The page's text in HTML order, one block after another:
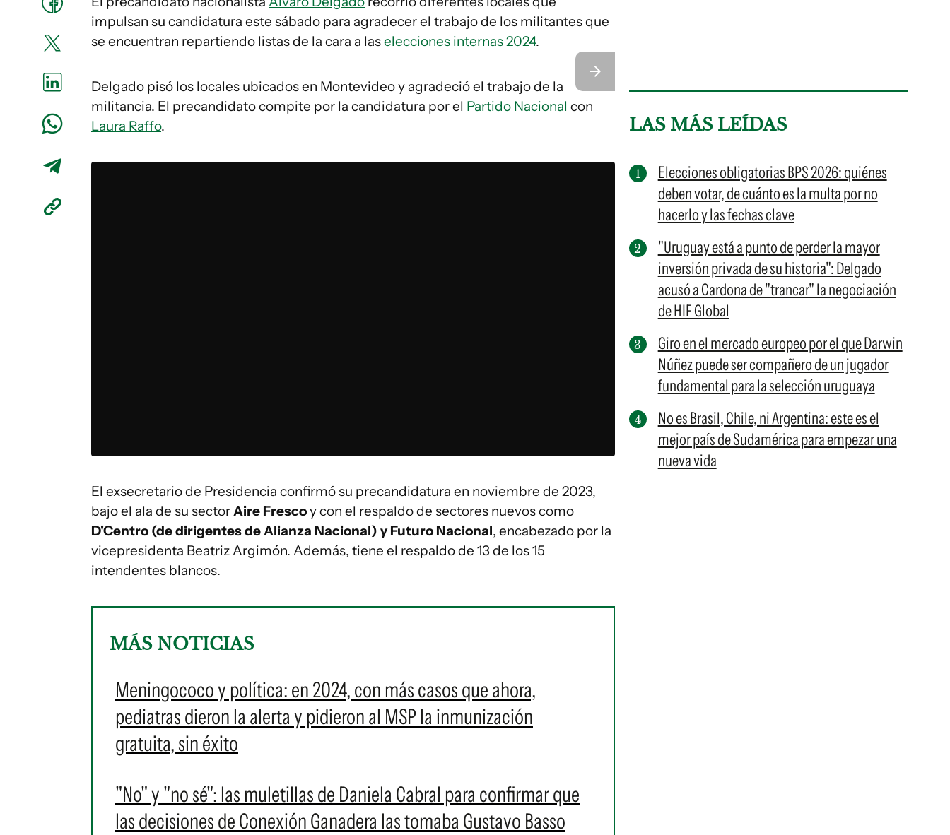
impulsan su candidatura este sábado para agradecer el trabajo de los militantes que
se encuentran repartiendo listas de la cara a laselecciones internas 2024.
Delgado pisó los locales ubicados en Montevideo y agradeció el trabajo de la
militancia. El precandidato compite por la candidatura por el Partido Nacional con
Laura Raffo.
El exsecretario de Presidencia confirmó su precandidatura en noviembre de 2023,
bajo el ala de su sectorAire Frescoy con el respaldo de sectores nuevos como
D'Centro (de dirigentes de Alianza Nacional) y Futuro Nacional, encabezado por la
vicepresidenta Beatriz Argimón. Además, tiene el respaldo de 13 de los 15
intendentes blancos.
MÁS NOTICIAS
Meningococo y política: en 2024, con más casos que ahora,
pediatras dieron la alerta y pidieron al MSP la inmunización
gratuita, sin éxito
"No" y "no sé": las muletillas de Daniela Cabral para confirmar que
las decisiones de Conexión Ganadera las tomaba Gustavo Basso
LAS MÁS LEÍDAS
Elecciones obligatorias BPS 2026: quiénes
deben votar, de cuánto es la multa por no
hacerlo y las fechas clave
"Uruguay está a punto de perder la mayor
inversión privada de su historia": Delgado
acusó a Cardona de "trancar" la negociación
de HIF Global
Giro en el mercado europeo por el que Darwin
Núñez puede ser compañero de un jugador
fundamental para la selección uruguaya
No es Brasil, Chile, ni Argentina: este es el
mejor país de Sudamérica para empezar una
nueva vida